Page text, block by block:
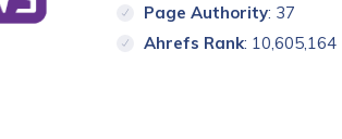
Page Authority: 37
Ahrefs Rank: 10,605,164